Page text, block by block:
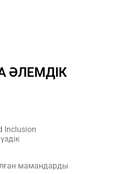
ӘЛЕМДІК
Inclusion
мамандарды